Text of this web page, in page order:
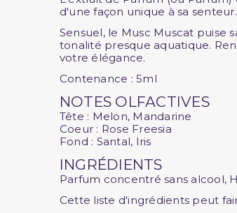
d'une façon unique à sa
Sensuel, le Musc Muscat puise
tonalité presque aquatique.
votre élégance.
Contenance : 5ml
NOTES OLFACTIVES
Tête : Melon, Mandarine
Coeur : Rose Freesia
Fond : Santal, Iris
INGRÉDIENTS
Parfum concentré sans alcool,
Cette liste d'ingrédients peut